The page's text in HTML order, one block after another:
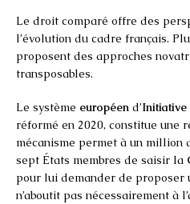
Le droit comparé offre des
l’évolution du cadre français.
proposent des approches
transposables.
Le système européen d’Initiative
réformé en 2020, constitue une
mécanisme permet à un million
sept États membres de saisir la
pour lui demander de proposer
n’aboutit pas nécessairement à